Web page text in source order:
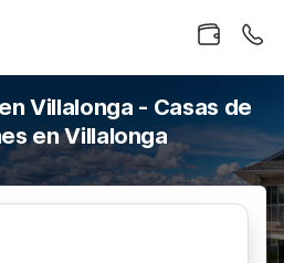
Villalonga - Casas de
en Villalonga